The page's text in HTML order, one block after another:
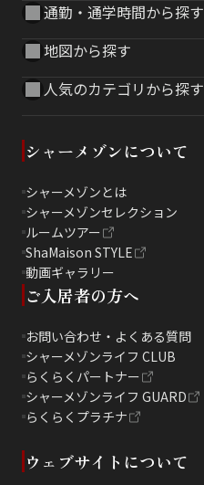
通勤・通学時間から探す
地図から探す
人気のカテゴリから探す
シャーメゾンについて
シャーメゾンとは
シャーメゾンセレクション
ルームツアー
ShaMaison STYLE
動画ギャラリー
ご入居者の方へ
お問い合わせ・よくある質問
シャーメゾンライフ CLUB
らくらくパートナー
シャーメゾンライフ GUARD
らくらくプラチナ
ウェブサイトについて